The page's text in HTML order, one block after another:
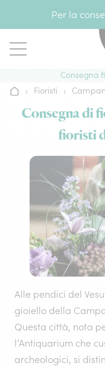
Per la
Consegna
Home› Fioristi ›
Consegna di
fioristi
Alle pendici del
gioiello della
Questa città, nota
l’Antiquarium che
archeologici, si